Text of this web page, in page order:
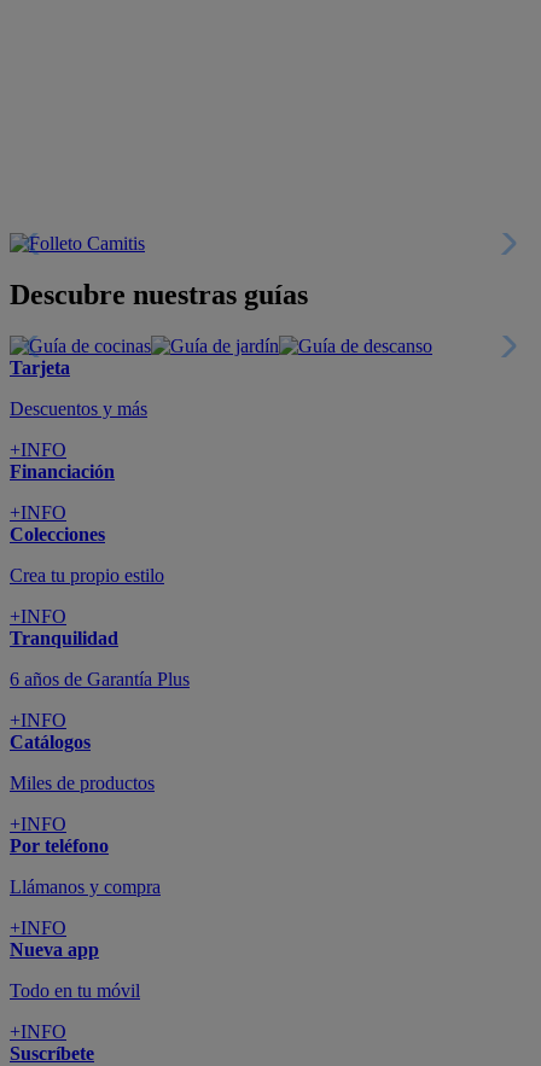
Descubre nuestras guías
Tarjeta
Descuentos y más
+INFO
Financiación
+INFO
Colecciones
Crea tu propio estilo
+INFO
Tranquilidad
6 años de Garantía Plus
+INFO
Catálogos
Miles de productos
+INFO
Por teléfono
Llámanos y compra
+INFO
Nueva app
Todo en tu móvil
+INFO
Suscríbete